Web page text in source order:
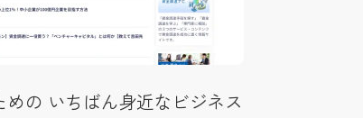
めの いちばん身近なビジネス